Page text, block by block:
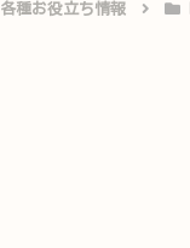
各種お役立ち情報